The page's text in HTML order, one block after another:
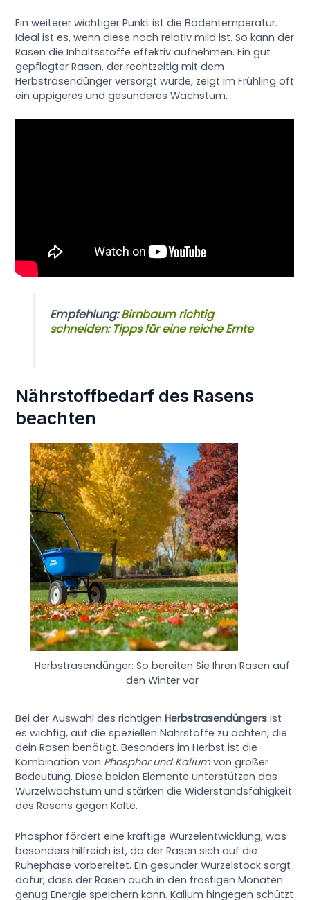
Ein weiterer wichtiger Punkt ist die Bodentemperatur.
Ideal ist es, wenn diese noch relativ mild ist. So kann der
Rasen die Inhaltsstoffe effektiv aufnehmen. Ein gut
gepflegter Rasen, der rechtzeitig mit dem
Herbstrasendünger versorgt wurde, zeigt im Frühling oft
ein üppigeres und gesünderes Wachstum.
Empfehlung:Birnbaum richtig
schneiden: Tipps für eine reiche Ernte
Nährstoffbedarf des Rasens
beachten
Herbstrasendünger: So bereiten Sie Ihren Rasen auf
den Winter vor
Bei der Auswahl des richtigenHerbstrasendüngers ist
es wichtig, auf die speziellen Nährstoffe zu achten, die
dein Rasen benötigt. Besonders im Herbst ist die
Kombination von Phosphor und Kaliumvon großer
Bedeutung. Diese beiden Elemente unterstützen das
Wurzelwachstum und stärken die Widerstandsfähigkeit
des Rasens gegen Kälte.
Phosphor fördert eine kräftige Wurzelentwicklung, was
besonders hilfreich ist, da der Rasen sich auf die
Ruhephase vorbereitet. Ein gesunder Wurzelstock sorgt
dafür, dass der Rasen auch in den frostigen Monaten
genug Energie speichern kann. Kalium hingegen schützt